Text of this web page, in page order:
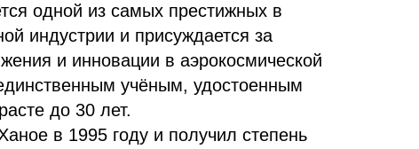
одной из самых престижных в
индустрии и присуждается за
и инновации в аэрокосмической
учёным, удостоенным
до 30 лет.
в 1995 году и получил степень